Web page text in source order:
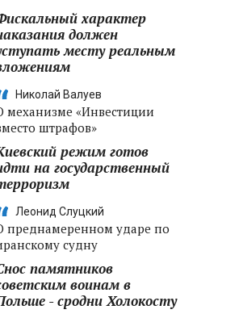
Минобороны РФ: новые
строительные
будут возводить
характер
должен
месту реальным
Николай Валуев
механизме «Инвестиции
штрафов»
режим готов
на государственный
Леонид Слуцкий
преднамеренном ударе по
судну
памятников
воинам в
- сродни Холокосту